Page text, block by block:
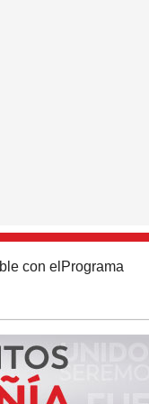
con el Programa